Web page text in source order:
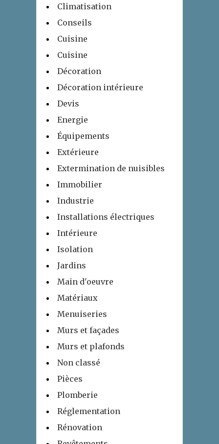
Climatisation
Conseils
Cuisine
Cuisine
Décoration
Décoration intérieure
Devis
Energie
Équipements
Extérieure
Extermination de nuisibles
Immobilier
Industrie
Installations électriques
Intérieure
Isolation
Jardins
Main d'oeuvre
Matériaux
Menuiseries
Murs et façades
Murs et plafonds
Non classé
Pièces
Plomberie
Réglementation
Rénovation